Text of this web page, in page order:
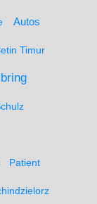
Autos
Timur
Patient